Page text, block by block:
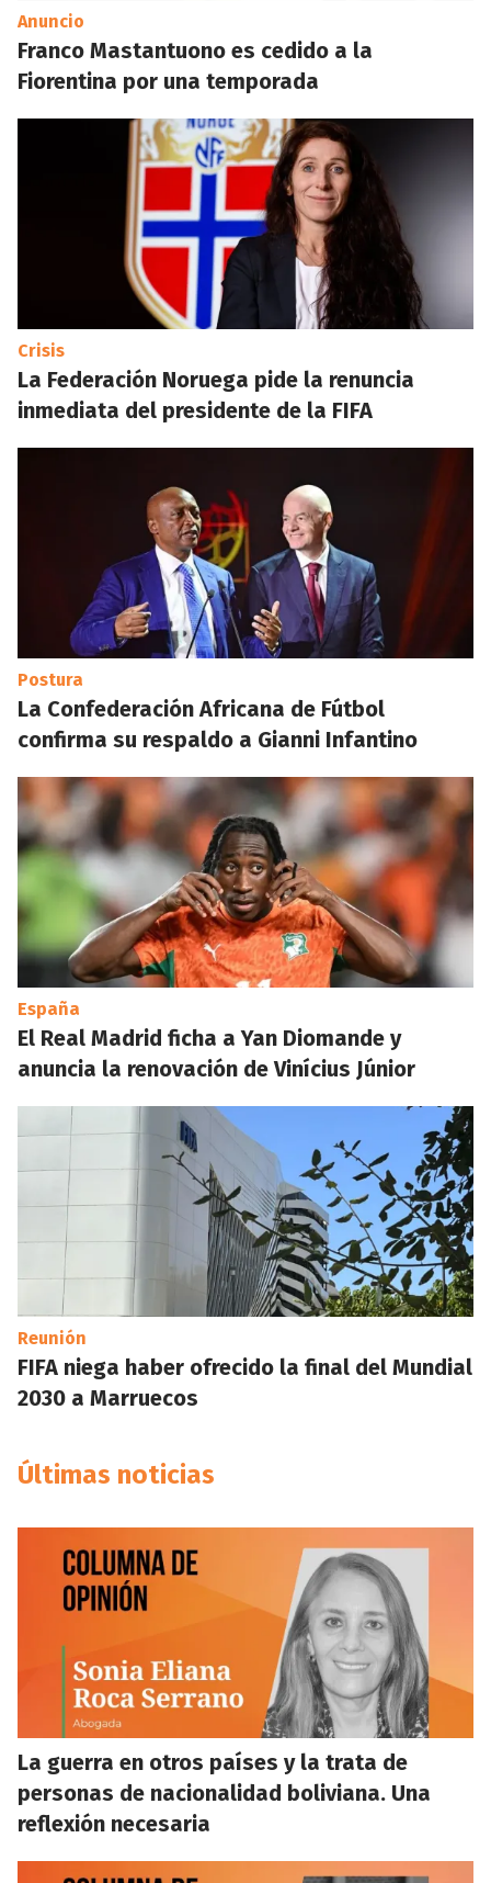
Anuncio
Franco Mastantuono es cedido a la
Fiorentina por una temporada
Crisis
La Federación Noruega pide la renuncia
inmediata del presidente de la FIFA
Postura
La Confederación Africana de Fútbol
confirma su respaldo a Gianni Infantino
España
El Real Madrid ficha a Yan Diomande y
anuncia la renovación de Vinícius Júnior
Reunión
FIFA niega haber ofrecido la final del Mundial
2030 a Marruecos
Últimas noticias
La guerra en otros países y la trata de
personas de nacionalidad boliviana. Una
reflexión necesaria